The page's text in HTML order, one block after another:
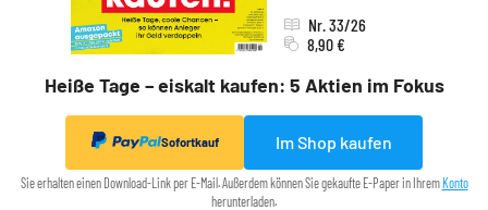
Heiße Tage – eiskalt kaufen: 5 Aktien im Fokus
Nr. 33/26
8,90 €
Sofortkauf Im Shop kaufen
Sie erhalten einen Download-Link per E-Mail. Außerdem können Sie gekaufte E-Paper in IhremKonto
herunterladen.